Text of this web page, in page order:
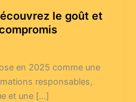
le goût et
en 2025 comme une
responsables,
et une […]